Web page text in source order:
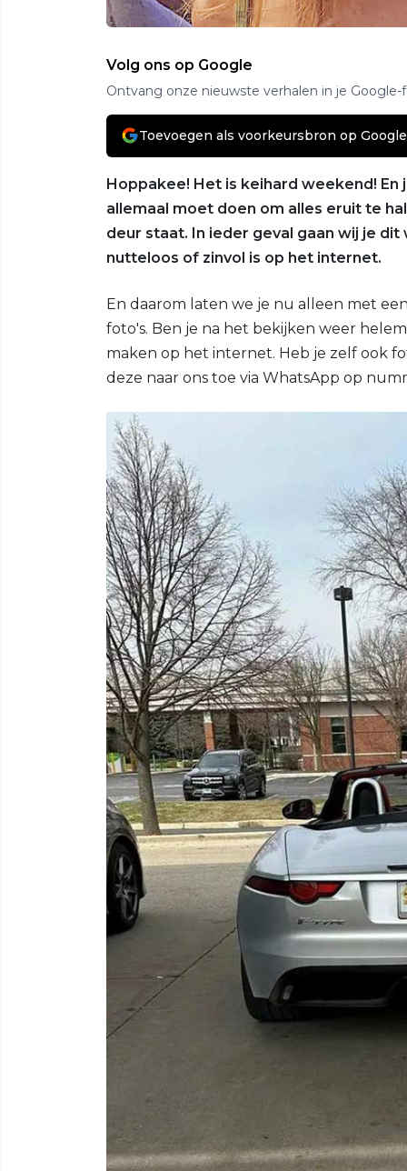
Volg ons op Google
Ontvang onze nieuwste verhalen in je Google-
Toevoegen als voorkeursbron op Google
Hoppakee! Het is keihard weekend!
allemaal moet doen om alles eruit te
deur staat. In ieder geval gaan wij je
nutteloos of zinvol is op het internet.
En daarom laten we je nu alleen met
foto's. Ben je na het bekijken weer
maken op het internet. Heb je zelf ook
deze naar ons toe via WhatsApp op